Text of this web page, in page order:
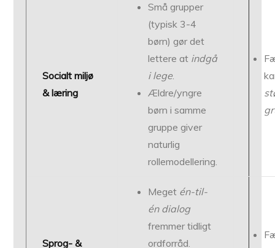
Socialt miljø
& læring
Små grupper
(typisk 3-4
børn) gør det
lettere at indgå
i lege.
Ældre/yngre
børn i samme
gruppe giver
naturlig
rollemodellering.
Sprog- &
Meget én-til-
én dialog
fremmer tidligt
ordforråd.